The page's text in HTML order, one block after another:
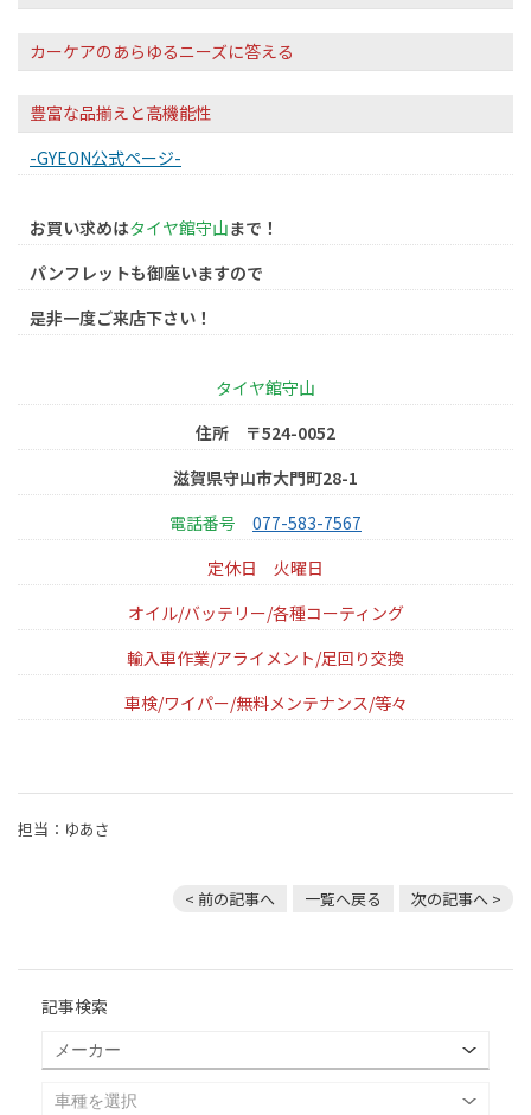
カーケアのあらゆるニーズに答える
豊富な品揃えと高機能性
-GYEON公式ページ-
お買い求めはタイヤ館守山まで！
パンフレットも御座いますので
是非一度ご来店下さい！
タイヤ館守山
住所 〒524-0052
滋賀県守山市大門町28-1
電話番号 077-583-7567
定休日
火曜日
オイル/バッテリー/各種コーティング
輸入車作業/アライメント/足回り交換
車検/ワイパー/無料メンテナンス/等々
担当：ゆあさ
< 前の記事へ 一覧へ戻る 次の記事へ >
記事検索